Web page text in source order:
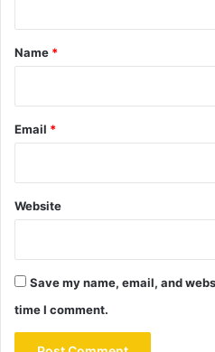
*
Name *
Email *
Website
Save my name, email, and
time I comment.